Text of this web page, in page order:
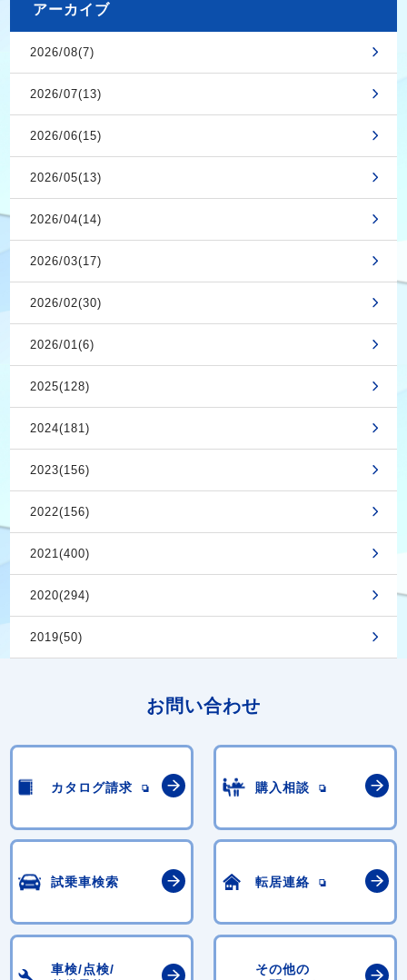
アーカイブ
2026/08(7)
2026/07(13)
2026/06(15)
2026/05(13)
2026/04(14)
2026/03(17)
2026/02(30)
2026/01(6)
2025(128)
2024(181)
2023(156)
2022(156)
2021(400)
2020(294)
2019(50)
お問い合わせ
カタログ請求 購入相談
試乗車検索 転居連絡
車検/点検/
その他の